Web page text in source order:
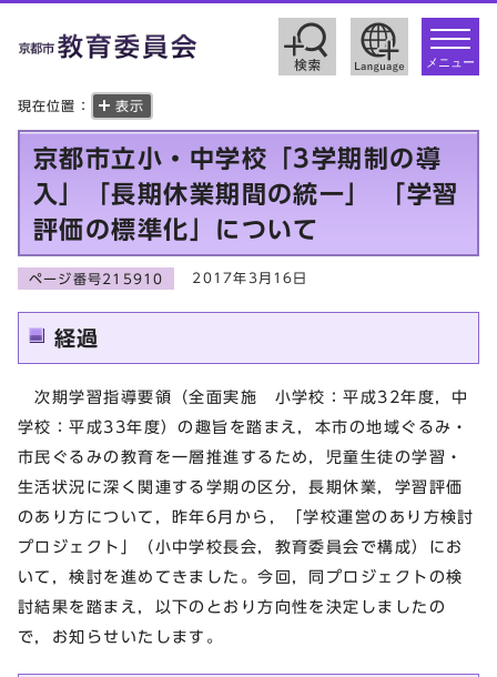
toggle
メニュー
現在位置： 表示
京都市立小・中学校「3学期制の導
入」「長期休業期間の統一」 「学習
評価の標準化」について
ページ番号215910 2017年3月16日
経過
次期学習指導要領（全面実施 小学校：平成32年度，中
学校：平成33年度）の趣旨を踏まえ，本市の地域ぐるみ・
市民ぐるみの教育を一層推進するため，児童生徒の学習・
生活状況に深く関連する学期の区分，長期休業，学習評価
のあり方について，昨年6月から，「学校運営のあり方検討
プロジェクト」（小中学校長会，教育委員会で構成）にお
いて，検討を進めてきました。今回，同プロジェクトの検
討結果を踏まえ，以下のとおり方向性を決定しましたの
で，お知らせいたします。